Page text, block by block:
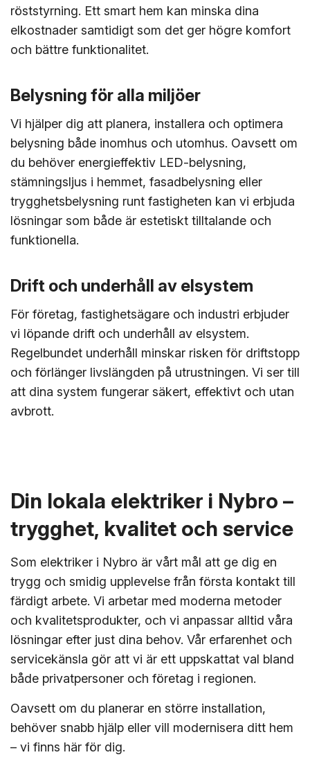
röststyrning. Ett smart hem kan minska dina
elkostnader samtidigt som det ger högre komfort
och bättre funktionalitet.
Belysning för alla miljöer
Vi hjälper dig att planera, installera och optimera
belysning både inomhus och utomhus. Oavsett om
du behöver energieffektiv LED-belysning,
stämningsljus i hemmet, fasadbelysning eller
trygghetsbelysning runt fastigheten kan vi erbjuda
lösningar som både är estetiskt tilltalande och
funktionella.
Drift och underhåll av elsystem
För företag, fastighetsägare och industri erbjuder
vi löpande drift och underhåll av elsystem.
Regelbundet underhåll minskar risken för driftstopp
och förlänger livslängden på utrustningen. Vi ser till
att dina system fungerar säkert, effektivt och utan
avbrott.
Din lokala elektriker i Nybro –
trygghet, kvalitet och service
Som elektriker i Nybro är vårt mål att ge dig en
trygg och smidig upplevelse från första kontakt till
färdigt arbete. Vi arbetar med moderna metoder
och kvalitetsprodukter, och vi anpassar alltid våra
lösningar efter just dina behov. Vår erfarenhet och
servicekänsla gör att vi är ett uppskattat val bland
både privatpersoner och företag i regionen.
Oavsett om du planerar en större installation,
behöver snabb hjälp eller vill modernisera ditt hem
– vi finns här för dig.